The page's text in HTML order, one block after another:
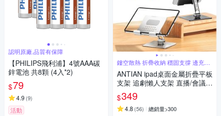
認明原廠,品質有保障
【PHILIPS飛利浦】4號AAA碳
鋅電池 共8顆 (4入*2)
$79
4.9 (9)
活動
鏤空散熱 折疊收納 穩固支撐 邊充電
玩
ANTIAN ipad桌面金屬折疊平板
支架 追劇懶人支架 直播/會議
平板架 手機支架 交換禮物
$349
4.8 (56) 總銷量>300